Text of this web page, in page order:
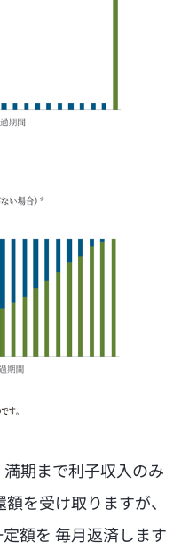
期まで利子収入のみ
を受け取りますが、
額を 毎月返済します